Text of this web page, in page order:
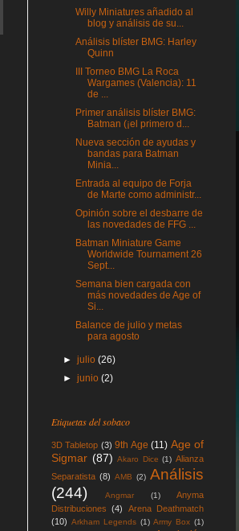
Willy Miniatures añadido al
blog y análisis de su...
Análisis blíster BMG: Harley
Quinn
III Torneo BMG La Roca
Wargames (Valencia): 11
de ...
Primer análisis blíster BMG:
Batman (¡el primero d...
Nueva sección de ayudas y
bandas para Batman
Minia...
Entrada al equipo de Forja
de Marte como administr...
Opinión sobre el desbarre de
las novedades de FFG ...
Batman Miniature Game
Worldwide Tournament 26
Sept...
Semana bien cargada con
más novedades de Age of
Si...
Balance de julio y metas
para agosto
►julio(26)
►junio(2)
Etiquetas del sobaco
3D Tabletop (3) 9th Age (11) Age of
Sigmar (87) Akaro Dice (1) Alianza
Separatista (8) AMB (2) Análisis
(244)
Angmar (1)
Anyma
Distribuciones
(4)
Arena Deathmatch
(10) Arkham Legends (1) Army Box (1)